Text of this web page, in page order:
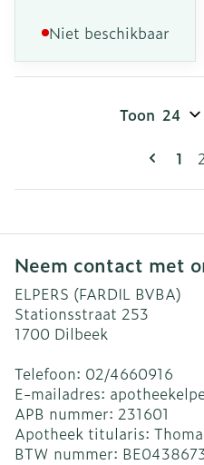
Niet beschikbaar
U
1
Toon
Neem contact met
ELPERS (FARDIL BVBA)
Stationsstraat 253
1700 Dilbeek
Telefoon: 02/4660916
E-mailadres:
APB nummer: 231601
Apotheek titularis:
BTW nummer: